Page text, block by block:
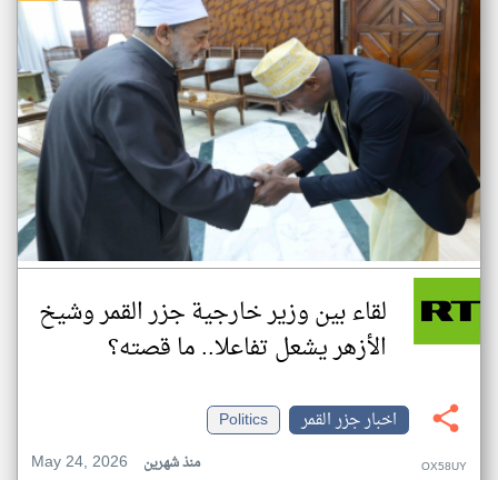
لقاء بين وزير خارجية جزر القمر وشيخ
الأزهر يشعل تفاعلا.. ما قصته؟
اخبار جزر القمر
Politics
May 24, 2026
منذ شهرين OX58UY